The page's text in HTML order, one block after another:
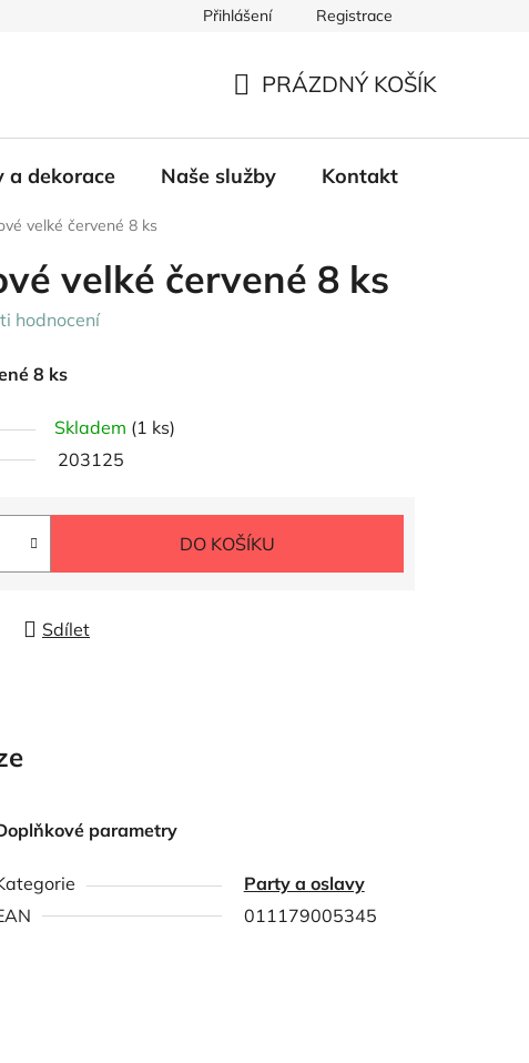
Přihlášení Registrace
KOŠÍK
PRÁZDNÝ KOŠÍK
a dekorace Naše služby Kontakt
velké červené 8 ks
velké červené 8 ks
hodnocení
8 ks
Skladem (1 ks)
203125
DO KOŠÍKU
Sdílet
parametry
Party a oslavy
011179005345